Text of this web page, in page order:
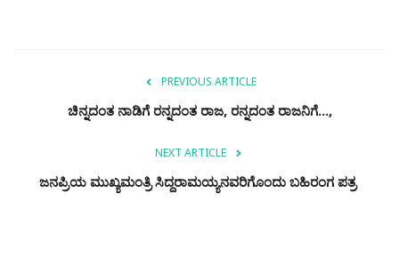
PREVIOUS ARTICLE
ಚಿನ್ನದಂತ ನಾಡಿಗೆ ರನ್ನದಂತ ರಾಜ, ರನ್ನದಂತ ರಾಜನಿಗೆ...,
NEXT ARTICLE
ಜನಪ್ರಿಯ ಮುಖ್ಯಮಂತ್ರಿ ಸಿದ್ದರಾಮಯ್ಯನವರಿಗೊಂದು ಬಹಿರಂಗ ಪತ್ರ